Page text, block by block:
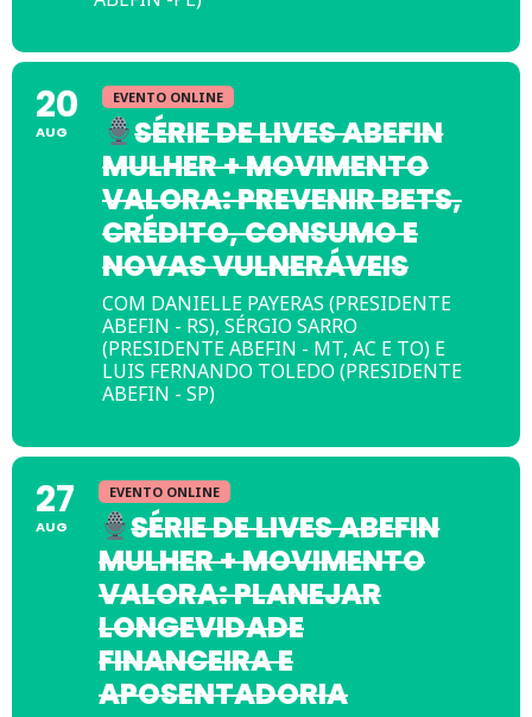
20
AUG
EVENTO ONLINE
SÉRIE DE LIVES ABEFIN
MULHER + MOVIMENTO
VALORA: PREVENIR BETS,
CRÉDITO, CONSUMO E
NOVAS VULNERÁVEIS
COM DANIELLE PAYERAS (PRESIDENTE
ABEFIN - RS), SÉRGIO SARRO
(PRESIDENTE ABEFIN - MT, AC E TO) E
LUIS FERNANDO TOLEDO (PRESIDENTE
ABEFIN - SP)
27
AUG
EVENTO ONLINE
SÉRIE DE LIVES ABEFIN
MULHER + MOVIMENTO
VALORA: PLANEJAR
LONGEVIDADE
FINANCEIRA E
APOSENTADORIA